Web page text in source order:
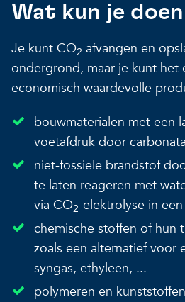
Wat kun je
Je kunt CO2 afvangen en
ondergrond, maar je kunt het
economisch waardevolle
bouwmaterialen met een
voetafdruk door
niet-fossiele brandstof
te laten reageren met
via CO2-elektrolyse in
chemische stoffen of hun
zoals een alternatief voor
syngas, ethyleen, ...
polymeren en kunststoffen